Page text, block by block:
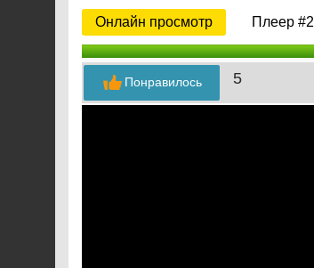
Онлайн просмотр Плеер #2
5
Понравилось